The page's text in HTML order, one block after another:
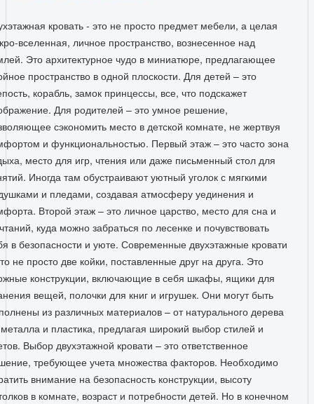
кровать - это не просто предмет мебели, а целая
вселенная, личное пространство, вознесенное над
Это архитектурное чудо в миниатюре, предлагающее
пространство в одной плоскости. Для детей – это
корабль, замок принцессы, все, что подскажет
Для родителей – это умное решение,
сэкономить место в детской комнате, не жертвуя
и функциональностью. Первый этаж – это часто зона
место для игр, чтения или даже письменный стол для
Иногда там обустраивают уютный уголок с мягкими
и пледами, создавая атмосферу уединения и
Второй этаж – это личное царство, место для сна и
куда можно забраться по лесенке и почувствовать
в безопасности и уюте. Современные двухэтажные кровати
не просто две койки, поставленные друг на друга. Это
конструкции, включающие в себя шкафы, ящики для
вещей, полочки для книг и игрушек. Они могут быть
из различных материалов – от натурального дерева
и пластика, предлагая широкий выбор стилей и
Выбор двухэтажной кровати – это ответственное
требующее учета множества факторов. Необходимо
внимание на безопасность конструкции, высоту
в комнате, возраст и потребности детей. Но в конечном